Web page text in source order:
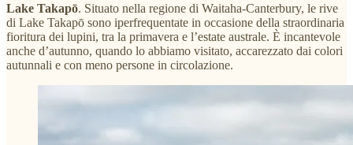
Lake Takapō. Situato nella regione di Waitaha-Canterbury, le rive
di Lake Takapō sono iperfrequentate in occasione della straordinaria
fioritura dei lupini, tra la primavera e l’estate australe. È incantevole
anche d’autunno, quando lo abbiamo visitato, accarezzato dai colori
autunnali e con meno persone in circolazione.